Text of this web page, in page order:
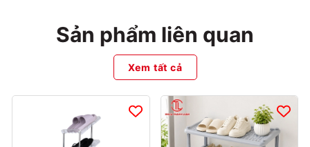
Sản phẩm liên quan
Xem tất cả